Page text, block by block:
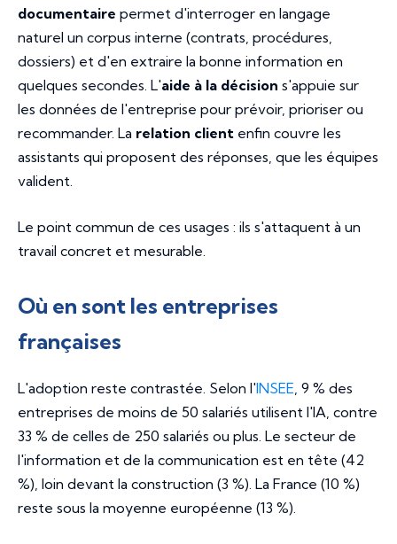
documentaire permet d'interroger en langage
naturel un corpus interne (contrats, procédures,
dossiers) et d'en extraire la bonne information en
quelques secondes. L'aide à la décision s'appuie sur
les données de l'entreprise pour prévoir, prioriser ou
recommander. La relation client enfin couvre les
assistants qui proposent des réponses, que les équipes
valident.
Le point commun de ces usages : ils s'attaquent à un
travail concret et mesurable.
Où en sont les entreprises
françaises
L'adoption reste contrastée. Selon l'INSEE, 9 % des
entreprises de moins de 50 salariés utilisent l'IA, contre
33 % de celles de 250 salariés ou plus. Le secteur de
l'information et de la communication est en tête (42
%), loin devant la construction (3 %). La France (10 %)
reste sous la moyenne européenne (13 %).